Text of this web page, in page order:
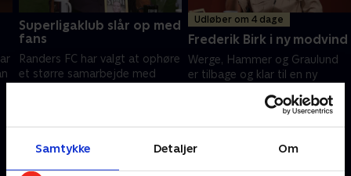
Samtykke Detaljer Om
Superligaklub slår op med
fans
Randers FC har valgt at ophøre
et større samarbejde med
19. august 2025 • 40 min
Udløber om 4 dage
Frederik Birk i ny modvind
Werge, Hammer og Graulund
er tilbage og klar til en ny
uge er blandt andet Frederik
Birk, Rasmus Højlund og et helt
12. august 2025 • 51 min
Andre så også